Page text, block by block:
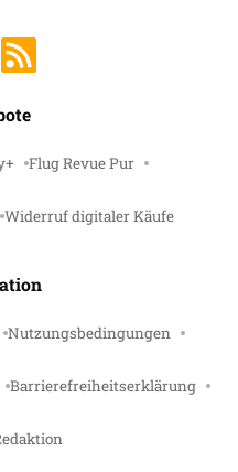
Flug Revue Pur
Widerruf digitaler Käufe
Nutzungsbedingungen
Barrierefreiheitserklärung